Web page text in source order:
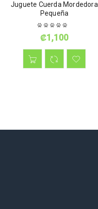
Juguete Cuerda Mordedora
Pequeña
₡1,100